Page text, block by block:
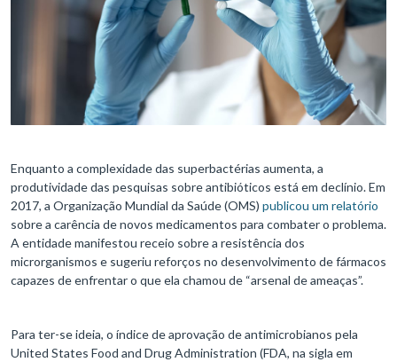
Enquanto a complexidade das superbactérias aumenta, a
produtividade das pesquisas sobre antibióticos está em declínio. Em
2017, a Organização Mundial da Saúde (OMS) publicou um relatório
sobre a carência de novos medicamentos para combater o problema.
A entidade manifestou receio sobre a resistência dos
microrganismos e sugeriu reforços no desenvolvimento de fármacos
capazes de enfrentar o que ela chamou de “arsenal de ameaças”.
Para ter-se ideia, o índice de aprovação de antimicrobianos pela
United States Food and Drug Administration (FDA, na sigla em